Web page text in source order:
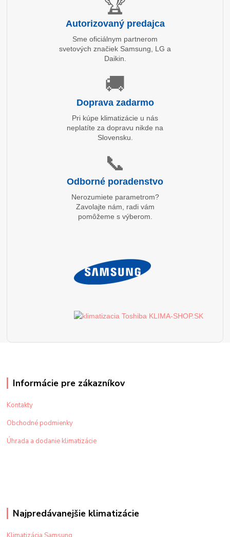
🏆
Autorizovaný predajca
Sme oficiálnym partnerom
svetových značiek Samsung, LG a
Daikin.
🚚
Doprava zadarmo
Pri kúpe klimatizácie u nás
neplatíte za dopravu nikde na
Slovensku.
📞
Odborné poradenstvo
Nerozumiete parametrom?
Zavolajte nám, radi vám
pomôžeme s výberom.
Informácie pre zákazníkov
Kontakty
Obchodné podmienky
Úhrada a dodanie klimatizácie
Najpredávanejšie klimatizácie